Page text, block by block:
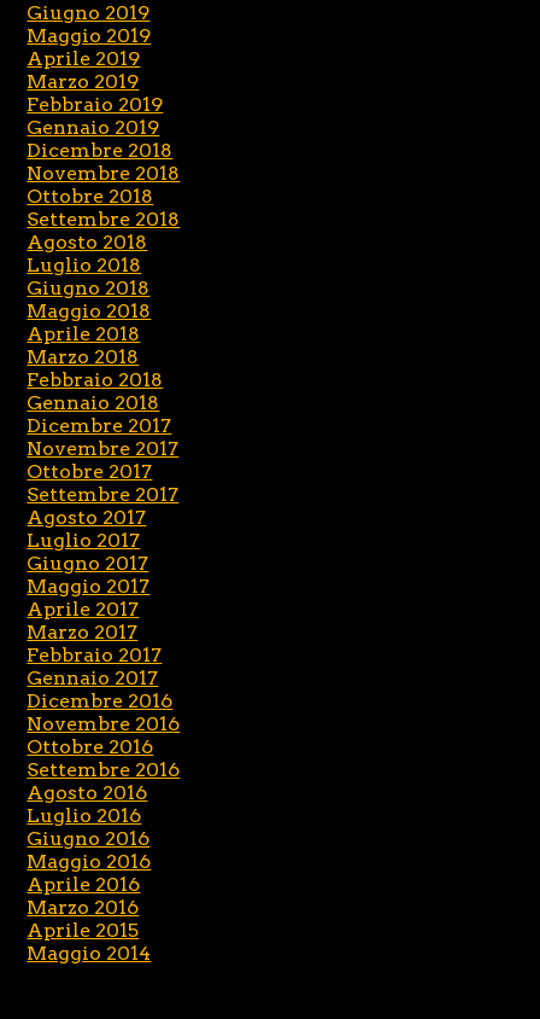
Giugno 2019
Maggio 2019
Aprile 2019
Marzo 2019
Febbraio 2019
Gennaio 2019
Dicembre 2018
Novembre 2018
Ottobre 2018
Settembre 2018
Agosto 2018
Luglio 2018
Giugno 2018
Maggio 2018
Aprile 2018
Marzo 2018
Febbraio 2018
Gennaio 2018
Dicembre 2017
Novembre 2017
Ottobre 2017
Settembre 2017
Agosto 2017
Luglio 2017
Giugno 2017
Maggio 2017
Aprile 2017
Marzo 2017
Febbraio 2017
Gennaio 2017
Dicembre 2016
Novembre 2016
Ottobre 2016
Settembre 2016
Agosto 2016
Luglio 2016
Giugno 2016
Maggio 2016
Aprile 2016
Marzo 2016
Aprile 2015
Maggio 2014